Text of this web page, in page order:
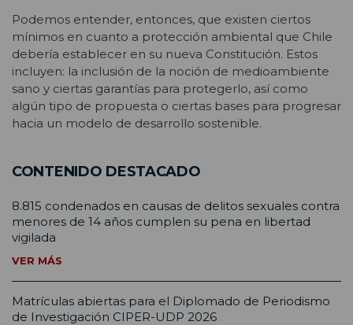
Podemos entender, entonces, que existen ciertos
mínimos en cuanto a protección ambiental que Chile
debería establecer en su nueva Constitución. Estos
incluyen: la inclusión de la noción de medioambiente
sano y ciertas garantías para protegerlo, así como
algún tipo de propuesta o ciertas bases para progresar
hacia un modelo de desarrollo sostenible.
CONTENIDO DESTACADO
8.815 condenados en causas de delitos sexuales contra
menores de 14 años cumplen su pena en libertad
vigilada
VER MÁS
Matrículas abiertas para el Diplomado de Periodismo
de Investigación CIPER-UDP 2026